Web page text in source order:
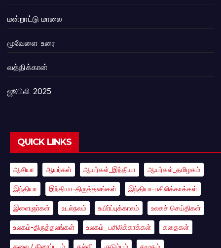
மன்றாட்டு மாலை
மூவேளை உரை
வத்திக்கான்
ஜூபிலி 2025
QUICK LINKS
ஆசியா ஆயர்கள் ஆயர்கள்_இந்தியா ஆயர்கள்_தமிழகம்
இந்தியா இந்தியா-திருத்தலங்கள் இந்தியா-பசிலிக்காக்கள்
இளைஞர்கள் உடல்நலம் உயிர்ப்புக்காலம் உலகச் செய்திகள்
உலகம்-திருத்தலங்கள் உலகம்_ பசிலிக்காக்கள் கதைகள்